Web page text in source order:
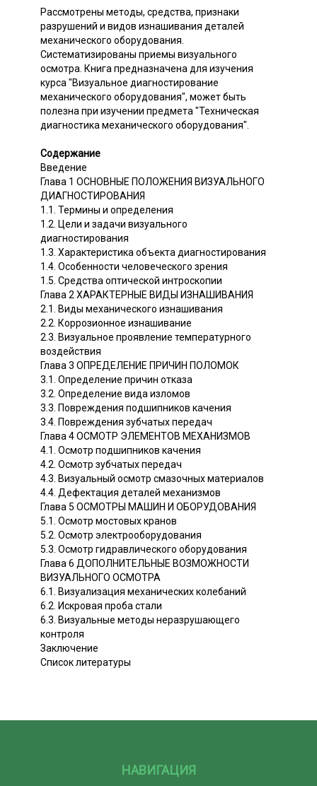
Рассмотрены методы, средства, признаки
разрушений и видов изнашивания деталей
механического оборудования.
Систематизированы приемы визуального
осмотра. Книга предназначена для изучения
курса "Визуальное диагностирование
механического оборудования", может быть
полезна при изучении предмета "Техническая
диагностика механического оборудования".
Содержание
Введение
Глава 1 ОСНОВНЫЕ ПОЛОЖЕНИЯ ВИЗУАЛЬНОГО
ДИАГНОСТИРОВАНИЯ
1.1. Термины и определения
1.2. Цели и задачи визуального
диагностирования
1.3. Характеристика объекта диагностирования
1.4. Особенности человеческого зрения
1.5. Средства оптической интроскопии
Глава 2 ХАРАКТЕРНЫЕ ВИДЫ ИЗНАШИВАНИЯ
2.1. Виды механического изнашивания
2.2. Коррозионное изнашивание
2.3. Визуальное проявление температурного
воздействия
Глава 3 ОПРЕДЕЛЕНИЕ ПРИЧИН ПОЛОМОК
3.1. Определение причин отказа
3.2. Определение вида изломов
3.3. Повреждения подшипников качения
3.4. Повреждения зубчатых передач
Глава 4 ОСМОТР ЭЛЕМЕНТОВ МЕХАНИЗМОВ
4.1. Осмотр подшипников качения
4.2. Осмотр зубчатых передач
4.3. Визуальный осмотр смазочных материалов
4.4. Дефектация деталей механизмов
Глава 5 ОСМОТРЫ МАШИН И ОБОРУДОВАНИЯ
5.1. Осмотр мостовых кранов
5.2. Осмотр электрооборудования
5.3. Осмотр гидравлического оборудования
Глава 6 ДОПОЛНИТЕЛЬНЫЕ ВОЗМОЖНОСТИ
ВИЗУАЛЬНОГО ОСМОТРА
6.1. Визуализация механических колебаний
6.2. Искровая проба стали
6.3. Визуальные методы неразрушающего
контроля
Заключение
Список литературы
НАВИГАЦИЯ